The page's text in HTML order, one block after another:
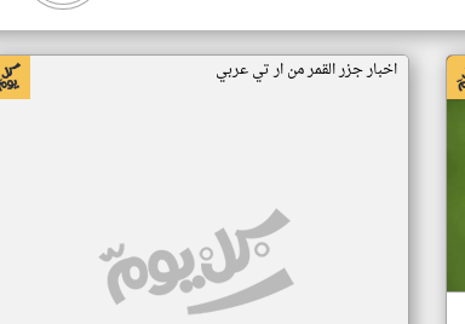
اخبار جزر القمر من ار تي عربي